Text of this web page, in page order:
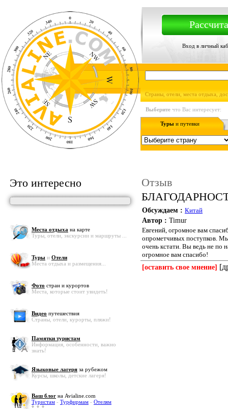
Вход в личный
Страны, отели, места отдыха,
Выберите что Вас интересует:
Туры и путевки
Это интересно
Места отдыха на карте
Туры, отели, экскурсии и маршруты ...
Туры и Отели
Места отдыха и размещения...
Фото стран и курортов
Места, которые стоит увидеть!
Видео путешествия
Страны, отели, курорты, пляжи!
Памятки туристам
Информация, особенности, важно
знать!
Языковые лагеря за рубежом
Курсы, школы, детские лагеря!
Ваш блог на Avialine.com
Туристам - Турфирмам - Отелям
Отзыв
Обсуждаем : Китай
Автор : Timur
Евгений, огромное вам
опрометчивых поступков.
очень кстати. Вы ведь не по
огромное вам спасибо!
[оставить свое мнение]